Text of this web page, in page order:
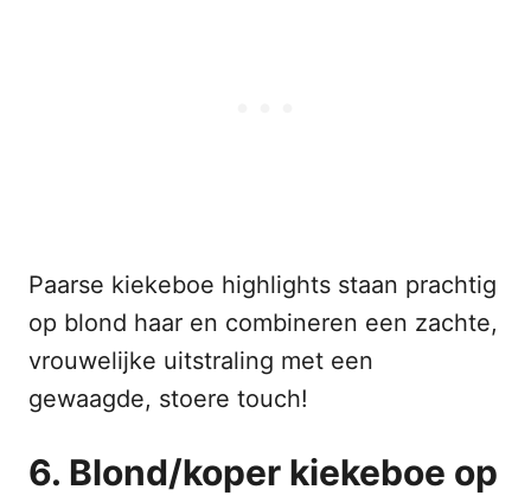
Paarse kiekeboe highlights staan prachtig
op blond haar en combineren een zachte,
vrouwelijke uitstraling met een
gewaagde, stoere touch!
6. Blond/koper kiekeboe op